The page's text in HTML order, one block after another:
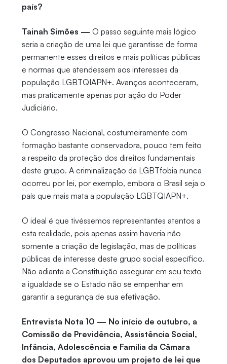
país?
Tainah Simões — O passo seguinte mais lógico
seria a criação de uma lei que garantisse de forma
permanente esses direitos e mais políticas públicas
e normas que atendessem aos interesses da
população LGBTQIAPN+. Avanços aconteceram,
mas praticamente apenas por ação do Poder
Judiciário.
O Congresso Nacional, costumeiramente com
formação bastante conservadora, pouco tem feito
a respeito da proteção dos direitos fundamentais
deste grupo. A criminalização da LGBTfobia nunca
ocorreu por lei, por exemplo, embora o Brasil seja o
país que mais mata a população LGBTQIAPN+.
O ideal é que tivéssemos representantes atentos a
esta realidade, pois apenas assim haveria não
somente a criação de legislação, mas de políticas
públicas de interesse deste grupo social específico.
Não adianta a Constituição assegurar em seu texto
a igualdade se o Estado não se empenhar em
garantir a segurança de sua efetivação.
Entrevista Nota 10 — No início de outubro, a
Comissão de Previdência, Assistência Social,
Infância, Adolescência e Família da Câmara
dos Deputados aprovou um projeto de lei que